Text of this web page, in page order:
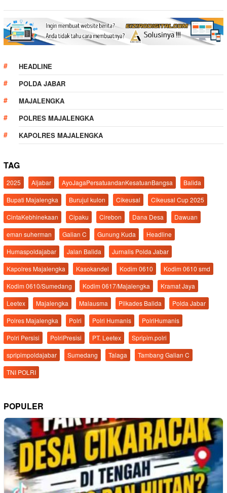
HEADLINE
POLDA JABAR
MAJALENGKA
POLRES MAJALENGKA
KAPOLRES MAJALENGKA
TAG
2025 Aljabar AyoJagaPersatuandanKesatuanBangsa
Balida
Bupati Majalengka
Burujul kulon Cikeusal
Cikeusal Cup 2025
CintaKebhinekaan
Cipaku Cirebon Dana Desa
Dawuan
eman suherman
Galian C Gunung Kuda
Headline
Humaspoldajabar
Jalan Balida
Jurnalis Polda Jabar
Kapolres Majalengka
Kasokandel Kodim 0610
Kodim 0610 smd
Kodim 0610/Sumedang
Kodim 0617/Majalengka
Kramat Jaya
Leetex
Majalengka Malausma Pilkades Balida
Polda Jabar
Polres Majalengka
Polri Polri Humanis
PolriHumanis
Polri Persisi
PolriPresisi PT. Leetex
Spripim.polri
spripimpoldajabar
Sumedang Talaga
Tambang Galian C
TNI POLRI
POPULER